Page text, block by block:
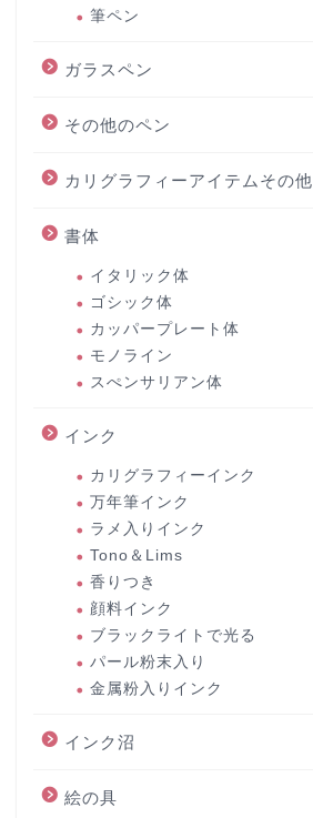
筆ペン
ガラスペン
その他のペン
カリグラフィーアイテムその他
書体
イタリック体
ゴシック体
カッパープレート体
モノライン
スぺンサリアン体
インク
カリグラフィーインク
万年筆インク
ラメ入りインク
Tono＆Lims
香りつき
顔料インク
ブラックライトで光る
パール粉末入り
金属粉入りインク
インク沼
絵の具